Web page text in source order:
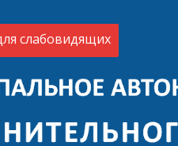
слабовидящих